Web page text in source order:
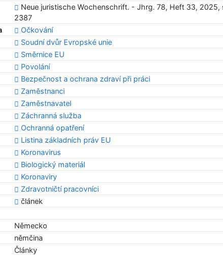
Neue juristische Wochenschrift. - Jhrg. 78, Heft 33, 2025,
2387
Očkování
Soudní dvůr Evropské unie
Směrnice EU
Povolání
Bezpečnost a ochrana zdraví při práci
Zaměstnanci
Zaměstnavatel
Záchranná služba
Ochranná opatření
Listina základních práv EU
Koronavirus
Biologický materiál
Koronaviry
Zdravotničtí pracovníci
článek
Německo
němčina
Články